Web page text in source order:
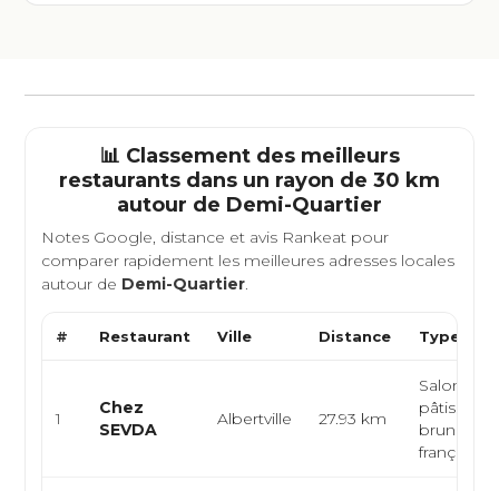
📊 Classement des meilleurs
restaurants dans un rayon de 30 km
autour de Demi-Quartier
Notes Google, distance et avis Rankeat pour
comparer rapidement les meilleures adresses locales
autour de Demi-Quartier.
# Restaurant Ville Distance Type de
1
Chez
SEVDA
Albertville 27.93 km
Salon de
pâtisserie,
brunch,
française,